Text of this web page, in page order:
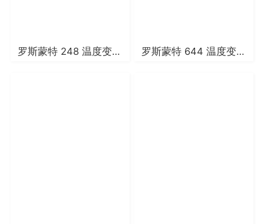
罗斯蒙特 248 温度变送
罗斯蒙特 644 温度变送